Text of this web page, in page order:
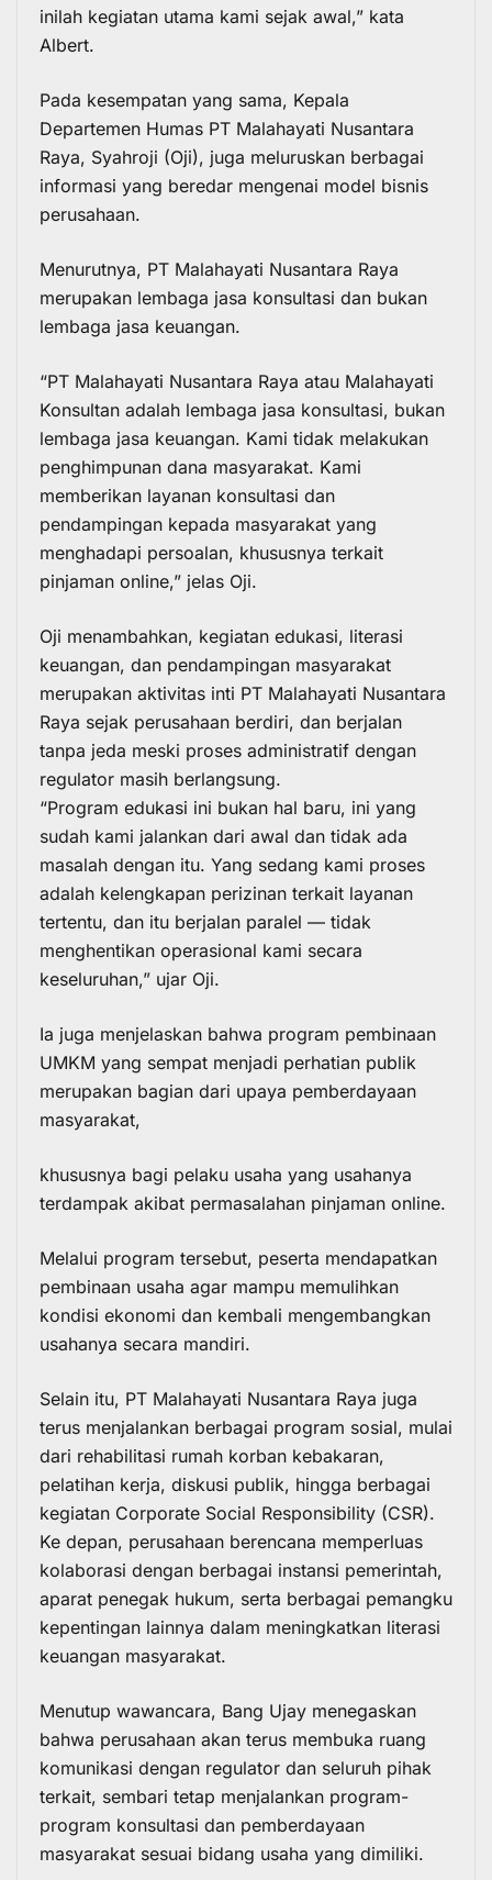
inilah kegiatan utama kami sejak awal,” kata
Albert.
Pada kesempatan yang sama, Kepala
Departemen Humas PT Malahayati Nusantara
Raya, Syahroji (Oji), juga meluruskan berbagai
informasi yang beredar mengenai model bisnis
perusahaan.
Menurutnya, PT Malahayati Nusantara Raya
merupakan lembaga jasa konsultasi dan bukan
lembaga jasa keuangan.
“PT Malahayati Nusantara Raya atau Malahayati
Konsultan adalah lembaga jasa konsultasi, bukan
lembaga jasa keuangan. Kami tidak melakukan
penghimpunan dana masyarakat. Kami
memberikan layanan konsultasi dan
pendampingan kepada masyarakat yang
menghadapi persoalan, khususnya terkait
pinjaman online,” jelas Oji.
Oji menambahkan, kegiatan edukasi, literasi
keuangan, dan pendampingan masyarakat
merupakan aktivitas inti PT Malahayati Nusantara
Raya sejak perusahaan berdiri, dan berjalan
tanpa jeda meski proses administratif dengan
regulator masih berlangsung.
“Program edukasi ini bukan hal baru, ini yang
sudah kami jalankan dari awal dan tidak ada
masalah dengan itu. Yang sedang kami proses
adalah kelengkapan perizinan terkait layanan
tertentu, dan itu berjalan paralel — tidak
menghentikan operasional kami secara
keseluruhan,” ujar Oji.
Ia juga menjelaskan bahwa program pembinaan
UMKM yang sempat menjadi perhatian publik
merupakan bagian dari upaya pemberdayaan
masyarakat,
khususnya bagi pelaku usaha yang usahanya
terdampak akibat permasalahan pinjaman online.
Melalui program tersebut, peserta mendapatkan
pembinaan usaha agar mampu memulihkan
kondisi ekonomi dan kembali mengembangkan
usahanya secara mandiri.
Selain itu, PT Malahayati Nusantara Raya juga
terus menjalankan berbagai program sosial, mulai
dari rehabilitasi rumah korban kebakaran,
pelatihan kerja, diskusi publik, hingga berbagai
kegiatan Corporate Social Responsibility (CSR).
Ke depan, perusahaan berencana memperluas
kolaborasi dengan berbagai instansi pemerintah,
aparat penegak hukum, serta berbagai pemangku
kepentingan lainnya dalam meningkatkan literasi
keuangan masyarakat.
Menutup wawancara, Bang Ujay menegaskan
bahwa perusahaan akan terus membuka ruang
komunikasi dengan regulator dan seluruh pihak
terkait, sembari tetap menjalankan program-
program konsultasi dan pemberdayaan
masyarakat sesuai bidang usaha yang dimiliki.